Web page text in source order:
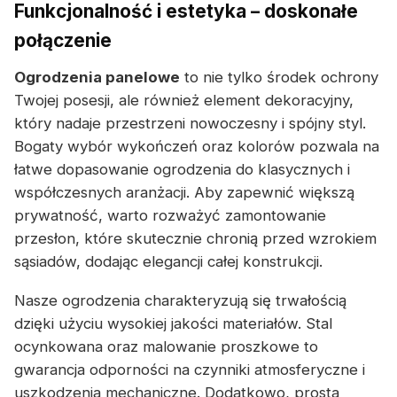
Funkcjonalność i estetyka – doskonałe
połączenie
Ogrodzenia panelowe to nie tylko środek ochrony
Twojej posesji, ale również element dekoracyjny,
który nadaje przestrzeni nowoczesny i spójny styl.
Bogaty wybór wykończeń oraz kolorów pozwala na
łatwe dopasowanie ogrodzenia do klasycznych i
współczesnych aranżacji. Aby zapewnić większą
prywatność, warto rozważyć zamontowanie
przesłon, które skutecznie chronią przed wzrokiem
sąsiadów, dodając elegancji całej konstrukcji.
Nasze ogrodzenia charakteryzują się trwałością
dzięki użyciu wysokiej jakości materiałów. Stal
ocynkowana oraz malowanie proszkowe to
gwarancja odporności na czynniki atmosferyczne i
uszkodzenia mechaniczne. Dodatkowo, prosta